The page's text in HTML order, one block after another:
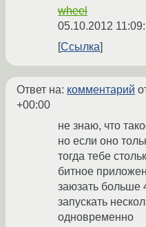
wheel
05.10.2012
Ссылка
Ответ на: комментарий
+00:00
не знаю, что
но если оно
тогда тебе
битное
заюзать больше
запускать
одновременно